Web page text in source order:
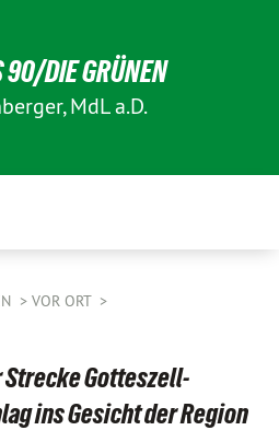
90/DIE GRÜNEN
MdL a.D.
VOR ORT
Gotteszell-
ins Gesicht der Region